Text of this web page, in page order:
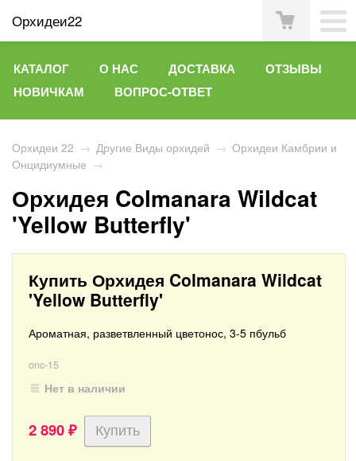
Орхидеи22
КАТАЛОГ О НАС ДОСТАВКА
ОТЗЫВЫ
НОВИЧКАМ
ВОПРОС-ОТВЕТ
Орхидеи 22 → Другие Виды орхидей → Орхидеи Камбрии и
Онцидиумные →
Орхидея Colmanara Wildcat
'Yellow Butterfly'
Купить Орхидея Colmanara Wildcat
'Yellow Butterfly'
Ароматная, разветвленный цветонос, 3-5 пбульб
onc-15
Нет в наличии
2 890 ₽